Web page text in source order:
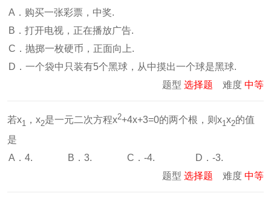
A．购买一张彩票，中奖.
B．打开电视，正在播放广告.
C．抛掷一枚硬币，正面向上.
D．一个袋中只装有5个黑球，从中摸出一个球是黑球.
题型 选择题 难度 中等
若x1 ，x2是一元二次方程x2+4x+3=0的两个根，则x1x2的值
是
A．4.
B．3. C．-4.
D．-3.
题型 选择题 难度 中等